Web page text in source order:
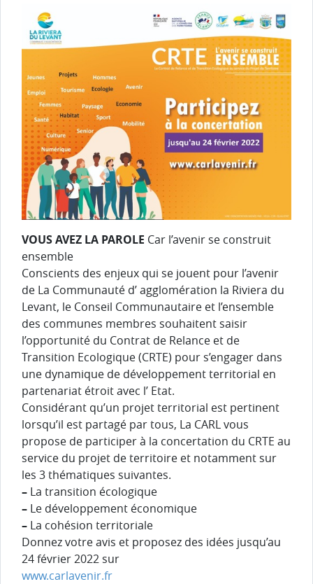
VOUS AVEZ LA PAROLE Car l’avenir se construit
ensemble
Conscients des enjeux qui se jouent pour l’avenir
de La Communauté d’ agglomération la Riviera du
Levant, le Conseil Communautaire et l’ensemble
des communes membres souhaitent saisir
l’opportunité du Contrat de Relance et de
Transition Ecologique (CRTE) pour s’engager dans
une dynamique de développement territorial en
partenariat étroit avec l’ Etat.
Considérant qu’un projet territorial est pertinent
lorsqu’il est partagé par tous, La CARL vous
propose de participer à la concertation du CRTE au
service du projet de territoire et notamment sur
les 3 thématiques suivantes.
– La transition écologique
– Le développement économique
– La cohésion territoriale
Donnez votre avis et proposez des idées jusqu’au
24 février 2022 sur
www.carlavenir.fr